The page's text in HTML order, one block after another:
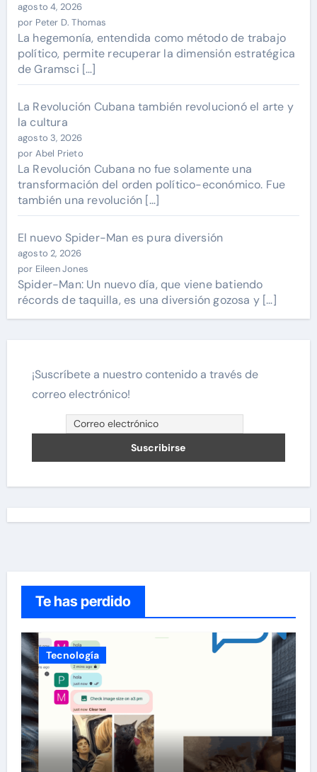
agosto 4, 2026
por Peter D. Thomas
La hegemonía, entendida como método de trabajo
político, permite recuperar la dimensión estratégica
de Gramsci […]
La Revolución Cubana también revolucionó el arte y
la cultura
agosto 3, 2026
por Abel Prieto
La Revolución Cubana no fue solamente una
transformación del orden político-económico. Fue
también una revolución […]
El nuevo Spider-Man es pura diversión
agosto 2, 2026
por Eileen Jones
Spider-Man: Un nuevo día, que viene batiendo
récords de taquilla, es una diversión gozosa y […]
¡Suscríbete a nuestro contenido a través de
correo electrónico!
Te has perdido
Tecnología